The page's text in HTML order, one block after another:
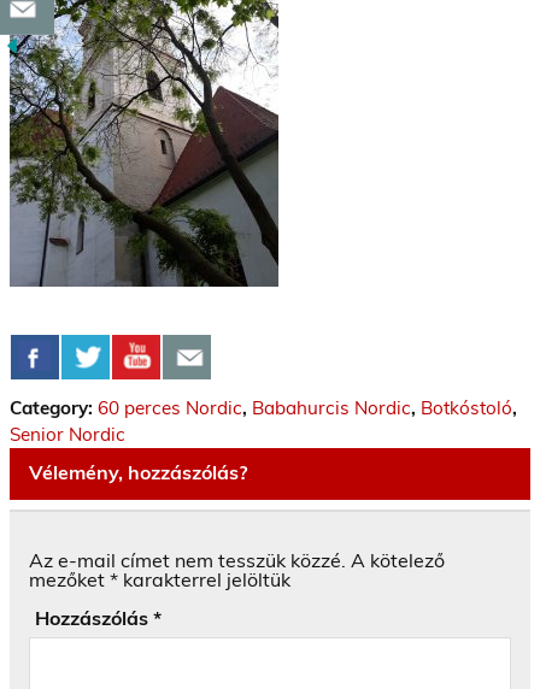
Category: 60 perces Nordic, Babahurcis Nordic, Botkóstoló,
Senior Nordic
Vélemény, hozzászólás?
Az e-mail címet nem tesszük közzé. A kötelező
mezőket * karakterrel jelöltük
Hozzászólás *